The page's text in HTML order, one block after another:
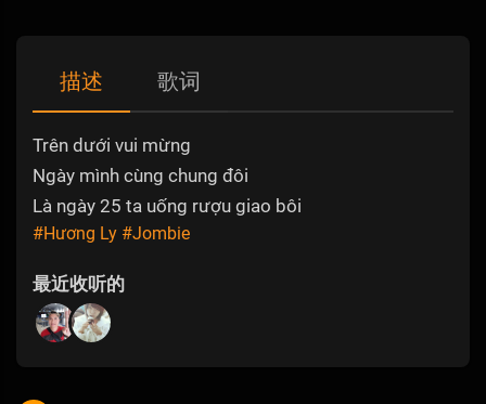
描述 歌词
Trên dưới vui mừng
Ngày mình cùng chung đôi
Là ngày 25 ta uống rượu giao bôi
#Hương Ly #Jombie
最近收听的